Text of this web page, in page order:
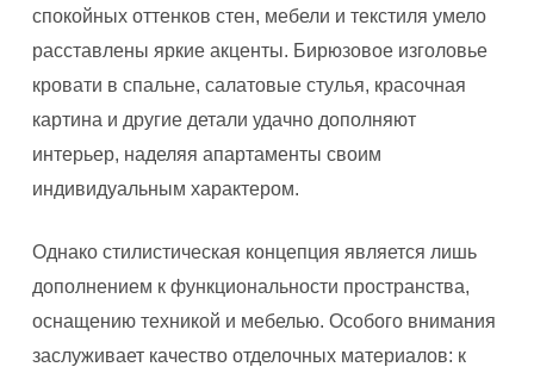
спокойных оттенков стен, мебели и текстиля умело
расставлены яркие акценты. Бирюзовое изголовье
кровати в спальне, салатовые стулья, красочная
картина и другие детали удачно дополняют
интерьер, наделяя апартаменты своим
индивидуальным характером.
Однако стилистическая концепция является лишь
дополнением к функциональности пространства,
оснащению техникой и мебелью. Особого внимания
заслуживает качество отделочных материалов: к